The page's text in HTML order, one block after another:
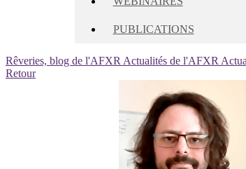
PUBLICATIONS
Rêveries, blog de l'AFXR Actualités de l'AFXR
Retour